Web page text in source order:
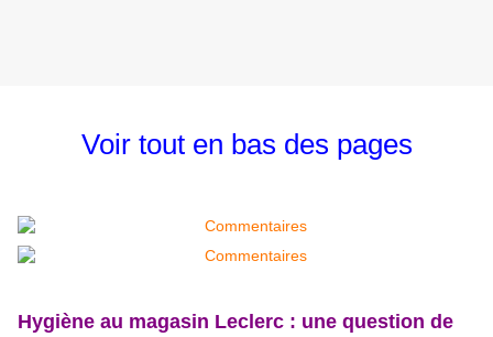
Voir tout en bas des pages
Hygiène au magasin Leclerc : une question de